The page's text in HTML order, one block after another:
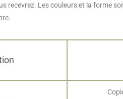
recevrez. Les couleurs et la forme